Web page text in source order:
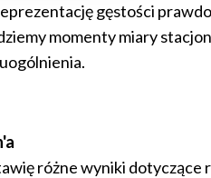
gęstości
momenty miary
różne wyniki dotyczące